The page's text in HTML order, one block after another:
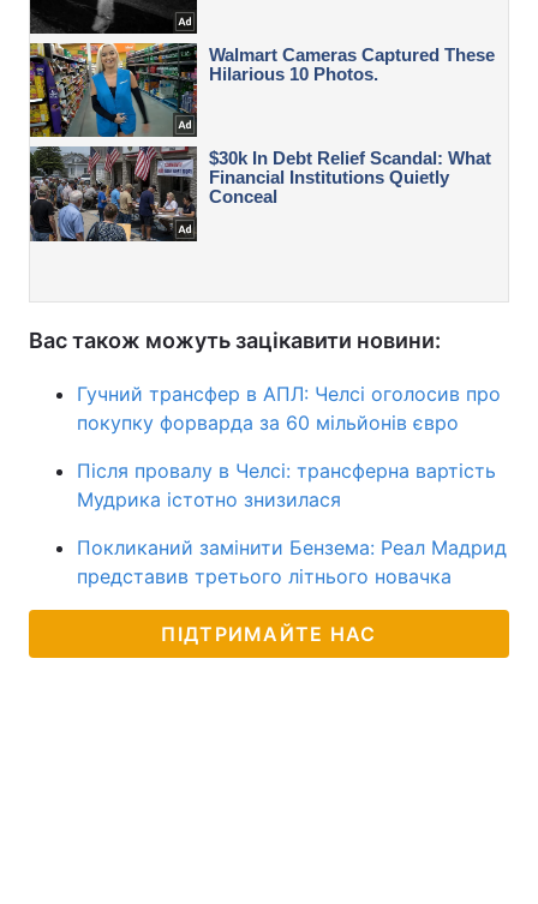
Вас також можуть зацікавити новини:
Гучний трансфер в АПЛ: Челсі оголосив про
покупку форварда за 60 мільйонів євро
Після провалу в Челсі: трансферна вартість
Мудрика істотно знизилася
Покликаний замінити Бензема: Реал Мадрид
представив третього літнього новачка
ПІДТРИМАЙТЕ НАС